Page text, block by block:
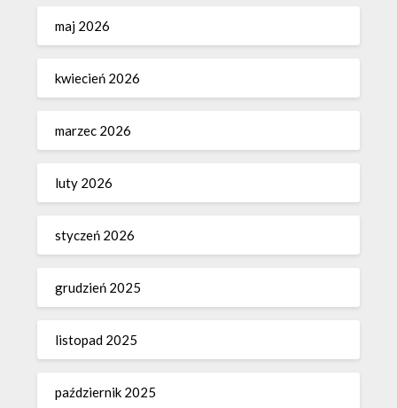
maj 2026
kwiecień 2026
marzec 2026
luty 2026
styczeń 2026
grudzień 2025
listopad 2025
październik 2025